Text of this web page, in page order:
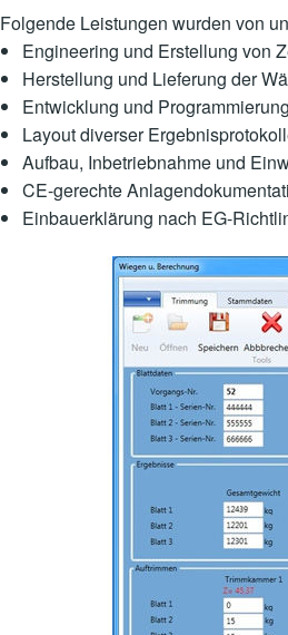
Folgende Leistungen wurden von
Engineering und Erstellung von
Herstellung und Lieferung der
Entwicklung und
Layout diverser
Aufbau, Inbetriebnahme und
CE-gerechte
Einbauerklärung nach EG-